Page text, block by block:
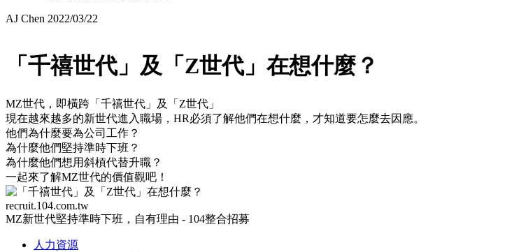
AJ Chen 2022/03/22
「千禧世代」及「Z世代」在想什麼？
MZ世代，即橫跨「千禧世代」及「Z世代」
現在越來越多的新世代進入職場，HR必須了解他們在想什麼，才知道要怎麼去因應。
他們為什麼要為公司工作？
為什麼他們堅持準時下班？
為什麼他們想用斜槓代替升職？
一起來了解MZ世代的價值觀吧！
recruit.104.com.tw
MZ新世代堅持準時下班，自有理由 - 104整合招募
人力資源